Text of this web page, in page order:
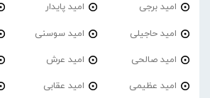
امید برجی امید پایدار
امید حاجیلی امید سوسنی
امید صالحی امید عرش
امید عظیمی امید عقابی